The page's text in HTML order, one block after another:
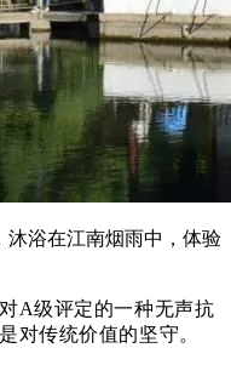
沐浴在江南烟雨中，体验
A级评定的一种无声抗
对传统价值的坚守。